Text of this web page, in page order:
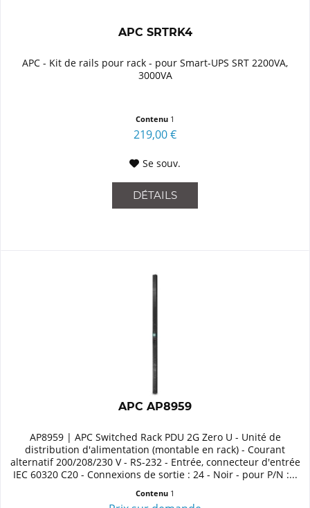
APC SRTRK4
APC - Kit de rails pour rack - pour Smart-UPS SRT 2200VA,
3000VA
Contenu 1
219,00 €
Se souv.
DÉTAILS
APC AP8959
AP8959 | APC Switched Rack PDU 2G Zero U - Unité de
distribution d'alimentation (montable en rack) - Courant
alternatif 200/208/230 V - RS-232 - Entrée, connecteur d'entrée
IEC 60320 C20 - Connexions de sortie : 24 - Noir - pour P/N :...
Contenu 1